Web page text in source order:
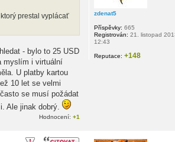
prestal vyplácať
- bylo to 25 USD
myslím i virtuální
U platby kartou
10 let se velmi
se musí požádat
Ale jinak dobrý.
Hodnocení: +1
zdenat5
Příspěvky: 665
Registrován: 21. listopad
12:43
Reputace: +148